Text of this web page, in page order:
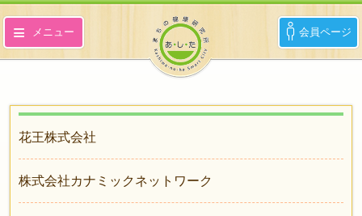
メニュー
「あ・し・た」とは？
参画企業
イベント情報
会員ページ
花王株式会社
株式会社カナミックネットワーク